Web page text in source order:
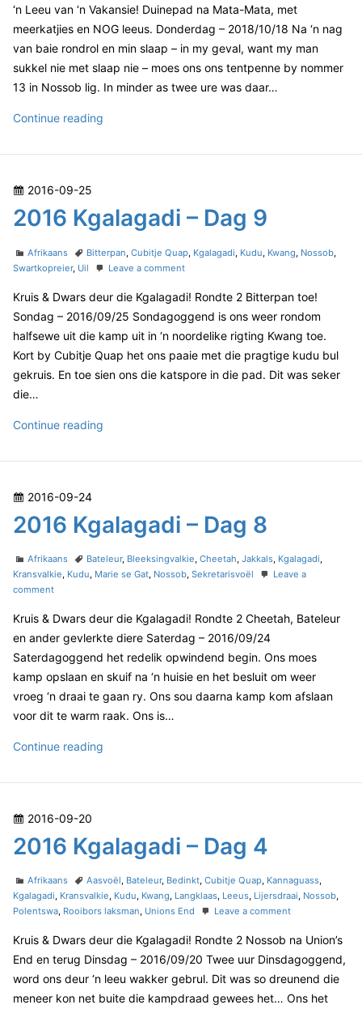
d
i
–
D
a
n
o
r
s
2
0
1
K
g
–
D
g
6
‘n Leeu van ‘n Vakansie! Duinepad na Mata-Mata, met
meerkatjies en NOG leeus. Donderdag – 2018/10/18 Na ‘n nag
van baie rondrol en min slaap – in my geval, want my man
sukkel nie met slaap nie – moes ons ons tentpenne by nommer
13 in Nossob lig. In minder as twee ure was daar…
Continue reading
1
g
l
g
a
d
i
–
P
o
s
t
e
o
n
2016-09-25
2016 Kgalagadi – Dag 9
C
a
e
g
r
i
e
s
Afrikaans
T
a
s
Bitterpan ,Cubitje Quap Kgalagadi Kudu Kwang Nossob
Swartkopreier, Uil Leave a commento
2
0
6
K
g
a
9
Kruis & Dwars deur die Kgalagadi! Rondte 2 Bitterpan toe!
Sondag – 2016/09/25 Sondagoggend is ons weer rondom
halfsewe uit die kamp uit in ‘n noordelike rigting Kwang toe.
Kort by Cubitje Quap het ons paaie met die pragtige kudu bul
gekruis. En toe sien ons die katspore in die pad. Dit was seker
die…
Continue reading
1
g
l
a
a
d
–
D
a
P
o
s
t
e
d
o
2016-09-24
2016 Kgalagadi – Dag 8
C
a
t
g
o
i
e
s
Afrikaans
T
a
Bateleur, Bleeksingvalkie ,Cheetah ,Jakkals Kgalagadi
Kransvalkie Kudu Marie se Gat Nossob Sekretarisvoël
Leave a
commento
2
0
6
K
g
a
a
–
a
8
Kruis & Dwars deur die Kgalagadi! Rondte 2 Cheetah, Bateleur
en ander gevlerkte diere Saterdag – 2016/09/24
Saterdagoggend het redelik opwindend begin. Ons moes
kamp opslaan en skuif na ‘n huisie en het besluit om weer
vroeg ‘n draai te gaan ry. Ons sou daarna kamp kom afslaan
voor dit te warm raak. Ons is…
Continue reading
1
g
l
a
a
d
–
P
o
s
t
e
d
o
n
2016-09-20
2016 Kgalagadi – Dag 4
C
a
t
g
o
e
Afrikaans
T
a
g
Aasvoël, Bateleur, Bedinkt,Cubitje Quap, Kannaguass,
Kgalagadi, Kransvalkie, Kudu, Kwang, Langklaas, Leeus, Lijersdraai, Nossob,
Polentswa, Rooibors laksman, Unions End Leave a commento
2
0
K
Kruis & Dwars deur die Kgalagadi! Rondte 2 Nossob na Union’s
End en terug Dinsdag – 2016/09/20 Twee uur Dinsdagoggend,
word ons deur ‘n leeu wakker gebrul. Dit was so dreunend die
meneer kon net buite die kampdraad gewees het… Ons het